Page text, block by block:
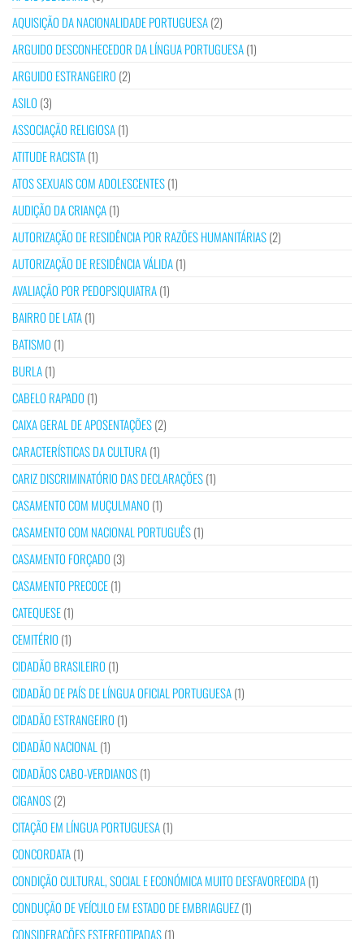
AQUISIÇÃO DA NACIONALIDADE PORTUGUESA(2)
ARGUIDO DESCONHECEDOR DA LÍNGUA PORTUGUESA(1)
ARGUIDO ESTRANGEIRO (2)
ASILO (3)
ASSOCIAÇÃO RELIGIOSA(1)
ATITUDE RACISTA(1)
ATOS SEXUAIS COM ADOLESCENTES(1)
AUDIÇÃO DA CRIANÇA(1)
AUTORIZAÇÃO DE RESIDÊNCIA POR RAZÕES HUMANITÁRIAS(2)
AUTORIZAÇÃO DE RESIDÊNCIA VÁLIDA(1)
AVALIAÇÃO POR PEDOPSIQUIATRA(1)
BAIRRO DE LATA(1)
BATISMO (1)
BURLA(1)
CABELO RAPADO (1)
CAIXA GERAL DE APOSENTAÇÕES(2)
CARACTERÍSTICAS DA CULTURA(1)
CARIZ DISCRIMINATÓRIO DAS DECLARAÇÕES(1)
CASAMENTO COM MUÇULMANO (1)
CASAMENTO COM NACIONAL PORTUGUÊS(1)
CASAMENTO FORÇADO (3)
CASAMENTO PRECOCE(1)
CATEQUESE(1)
CEMITÉRIO (1)
CIDADÃO BRASILEIRO (1)
CIDADÃO DE PAÍS DE LÍNGUA OFICIAL PORTUGUESA(1)
CIDADÃO ESTRANGEIRO (1)
CIDADÃO NACIONAL (1)
CIDADÃOS CABO-VERDIANOS(1)
CIGANOS(2)
CITAÇÃO EM LÍNGUA PORTUGUESA(1)
CONCORDATA(1)
CONDIÇÃO CULTURAL, SOCIAL E ECONÓMICA MUITO DESFAVORECIDA(1)
CONDUÇÃO DE VEÍCULO EM ESTADO DE EMBRIAGUEZ(1)
CONSIDERAÇÕES ESTEREOTIPADAS(1)